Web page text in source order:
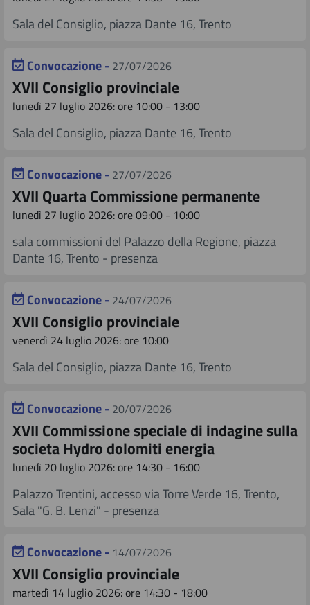
Sala del Consiglio, piazza Dante 16, Trento
Convocazione - 27/07/2026
XVII Consiglio provinciale
lunedì 27 luglio 2026: ore 10:00 - 13:00
Sala del Consiglio, piazza Dante 16, Trento
Convocazione - 27/07/2026
XVII Quarta Commissione permanente
lunedì 27 luglio 2026: ore 09:00 - 10:00
sala commissioni del Palazzo della Regione, piazza
Dante 16, Trento - presenza
Convocazione - 24/07/2026
XVII Consiglio provinciale
venerdì 24 luglio 2026: ore 10:00
Sala del Consiglio, piazza Dante 16, Trento
Convocazione - 20/07/2026
XVII Commissione speciale di indagine sulla
societa Hydro dolomiti energia
lunedì 20 luglio 2026: ore 14:30 - 16:00
Palazzo Trentini, accesso via Torre Verde 16, Trento,
Sala "G. B. Lenzi" - presenza
Convocazione - 14/07/2026
XVII Consiglio provinciale
martedì 14 luglio 2026: ore 14:30 - 18:00